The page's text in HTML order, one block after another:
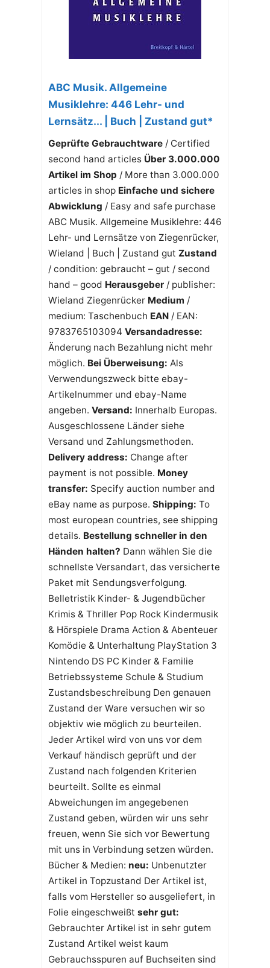
ABC Musik. Allgemeine
Musiklehre: 446 Lehr- und
Lernsätz... | Buch | Zustand gut*
Geprüfte Gebrauchtware/ Certified
second hand articles Über 3.000.000
Artikel im Shop / More than 3.000.000
articles in shop Einfache und sichere
Abwicklung / Easy and safe purchase
ABC Musik. Allgemeine Musiklehre: 446
Lehr- und Lernsätze von Ziegenrücker,
Wieland | Buch | Zustand gut Zustand
/ condition: gebraucht – gut / second
hand – good Herausgeber/ publisher:
Wieland Ziegenrücker Medium /
medium: Taschenbuch EAN/ EAN:
9783765103094 Versandadresse:
Änderung nach Bezahlung nicht mehr
möglich. Bei Überweisung: Als
Verwendungszweck bitte ebay-
Artikelnummer und ebay-Name
angeben. Versand: Innerhalb Europas.
Ausgeschlossene Länder siehe
Versand und Zahlungsmethoden.
Delivery address: Change after
payment is not possible. Money
transfer: Specify auction number and
eBay name as purpose. Shipping: To
most european countries, see shipping
details. Bestellung schneller in den
Händen halten? Dann wählen Sie die
schnellste Versandart, das versicherte
Paket mit Sendungsverfolgung.
Belletristik Kinder- & Jugendbücher
Krimis & Thriller Pop Rock Kindermusik
& Hörspiele Drama Action & Abenteuer
Komödie & Unterhaltung PlayStation 3
Nintendo DS PC Kinder & Familie
Betriebssysteme Schule & Studium
Zustandsbeschreibung Den genauen
Zustand der Ware versuchen wir so
objektiv wie möglich zu beurteilen.
Jeder Artikel wird von uns vor dem
Verkauf händisch geprüft und der
Zustand nach folgenden Kriterien
beurteilt. Sollte es einmal
Abweichungen im angegebenen
Zustand geben, würden wir uns sehr
freuen, wenn Sie sich vor Bewertung
mit uns in Verbindung setzen würden.
Bücher & Medien: neu: Unbenutzter
Artikel in Topzustand Der Artikel ist,
falls vom Hersteller so ausgeliefert, in
Folie eingeschweißt sehr gut:
Gebrauchter Artikel ist in sehr gutem
Zustand Artikel weist kaum
Gebrauchsspuren auf Buchseiten sind